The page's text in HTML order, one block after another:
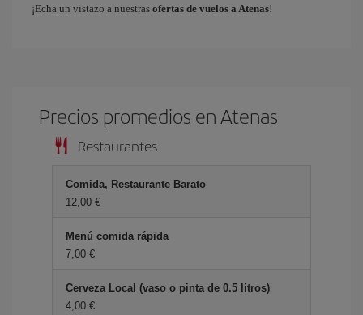
¡Echa un vistazo a nuestras ofertas de vuelos a Atenas!
Precios promedios en Atenas
Restaurantes
Comida, Restaurante Barato
12,00 €
Menú comida rápida
7,00 €
Cerveza Local (vaso o pinta de 0.5 litros)
4,00 €